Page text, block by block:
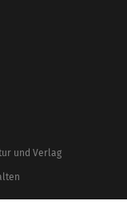
und Verlag